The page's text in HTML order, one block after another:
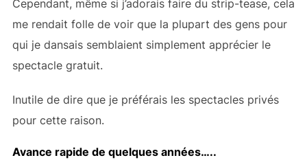
Cependant, même si j’adorais faire du strip-tease, cela
me rendait folle de voir que la plupart des gens pour
qui je dansais semblaient simplement apprécier le
spectacle gratuit.
Inutile de dire que je préférais les spectacles privés
pour cette raison.
Avance rapide de quelques années…..